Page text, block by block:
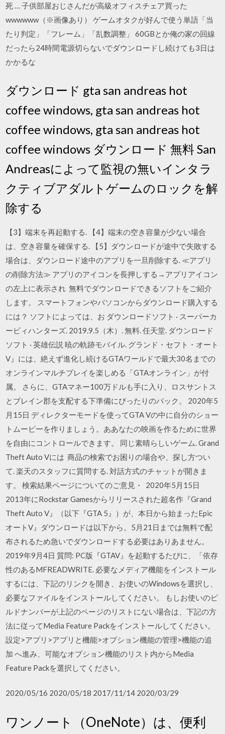
死 … 子供部屋おじさんだが高級オフィスチェア買った
wwwwww（※画像あり） ゲームオタクが好んで使う単語「当
たり判定」「フレーム」「乱数調整」 60GBとか俺の家の回線
だったら24時間電源切らないでダウンロードし続けても3日は
かかるな
ダウンロード gta san andreas hot
coffee windows, gta san andreas hot
coffee windows, gta san andreas hot
coffee windows ダウンロード 無料 San
Andreasによって監視の無いインタラ
クティブアダルトゲームのロックを解
除する
【3】端末を再起動する. 【4】端末の空き容量が少ない場合
は、空き容量を確保する. 【5】ダウンロードが途中で失敗する
場合は、ダウンロード途中のアプリを一旦削除する. ≪アプリ
の削除方法≫ アプリのアイコンを長押しする→アプリアイコン
の左上に表示され 無料でダウンロードできるソフトをご紹介
します。 スマートフォンやパソコンからダウンロード購入する
には？ ソフトによっては、お ダウンロードソフト · スーパーカ
ービィハンターズ. 2019.9.5（木）. 無料. 任天堂. ダウンロード
ソフト · 英雄伝説 暁の軌跡モバイル. グランド・セフト・オート
V』には、絶えず進化し続けるGTAワールドで最大30名までの
オンラインマルチプレイを楽しめる「GTAオンライン」が付
属。 さらに、GTAマネー100万ドルも手に入り、ロスサントス
とブレイン郡を支配する下準備にぴったりのパック。 2020年5
月15日 ディレクターモードを使ってGTA Vの中に自分のショー
トムービーを作りましょう。ああなたの映画を作るために世界
を自由にコントロールできます。 同じ素晴らしいゲーム. Grand
Theft Auto Vには 商品の検索でお困りの場合や、探し方つい
て. 楽天のスタッフに質問する. 対話方式のチャットが開きま
す。 検索結果ページについてのご意見・ 2020年5月15日
2013年にRockstar Gamesからリリースされた超名作『Grand
Theft Auto V』（以下『GTA 5』）が、本日から始まったEpic
オートV』ダウンロードは以下から。5月21日までは無料で配
布されるため急いでダウンロードする必要はありあません。
2019年9月4日 質問: PC版『GTAV』を起動するたびに、「依存
性のあるMFREADWRITE. 必要なメディア機能をインストール
するには、下記のリンクを開き、お使いのWindowsを選択し、
必要なファイルをインストールしてください。 もしお使いのビ
ルドナンバーが上記のページのリストにない場合は、下記の方
法に従ってMedia Feature Packをインストールしてください。
設定>アプリ>アプリと機能>オプション機能の管理>機能の追
加 へ進み、可能なオプション機能のリスト内からMedia
Feature Packを選択してください。
2020/05/16 2020/05/18 2017/11/14 2020/03/29
ワンノート（OneNote）は、便利